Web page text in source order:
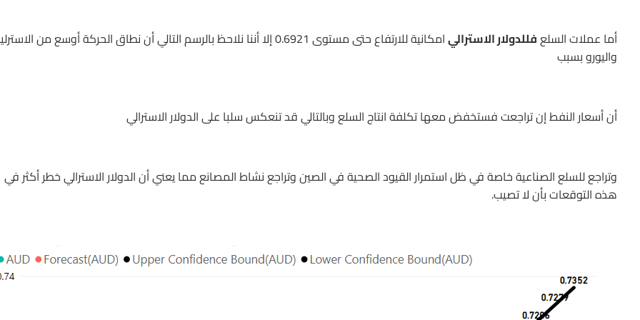
أما عملات السلعفللدولار الاسترالي
امكانية للارتفاع حتى مستوى 0.6921 إلا أننا نلاحظ بالرسم التالي أن نطاق الحركة أوسع من
واليورو بسبب
أن أسعار النفط إن تراجعت فستخفض معها تكلفة انتاج السلع وبالتالي قد تنعكس سلبا على الدولار الاسترالي
وتراجع للسلع الصناعية خاصة في ظل استمرار القيود الصحية في الصين وتراجع نشاط المصانع مما يعني أن الدولار الاسترالي خطر أكثر في
هذه التوقعات بأن لا تصيب.